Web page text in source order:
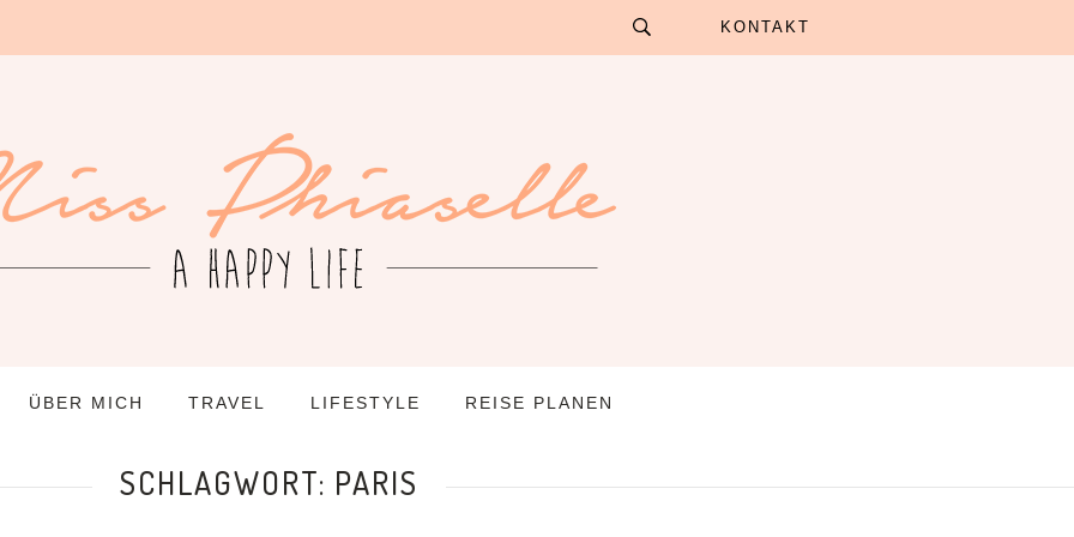
KONTAKT
ÜBER MICH TRAVEL LIFESTYLE REISE PLANEN
SCHLAGWORT: PARIS